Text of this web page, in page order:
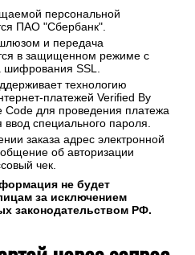
персональной
ПАО "Сбербанк".
и передача
в защищенном режиме с
шифрования SSL.
технологию
платежей Verified By
для проведения платежа
ввод специального пароля.
заказа адрес электронной
об авторизации
чек.
не будет
за исключением
законодательством РФ.